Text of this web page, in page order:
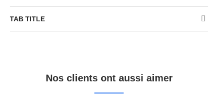
TAB TITLE
Nos clients ont aussi aimer